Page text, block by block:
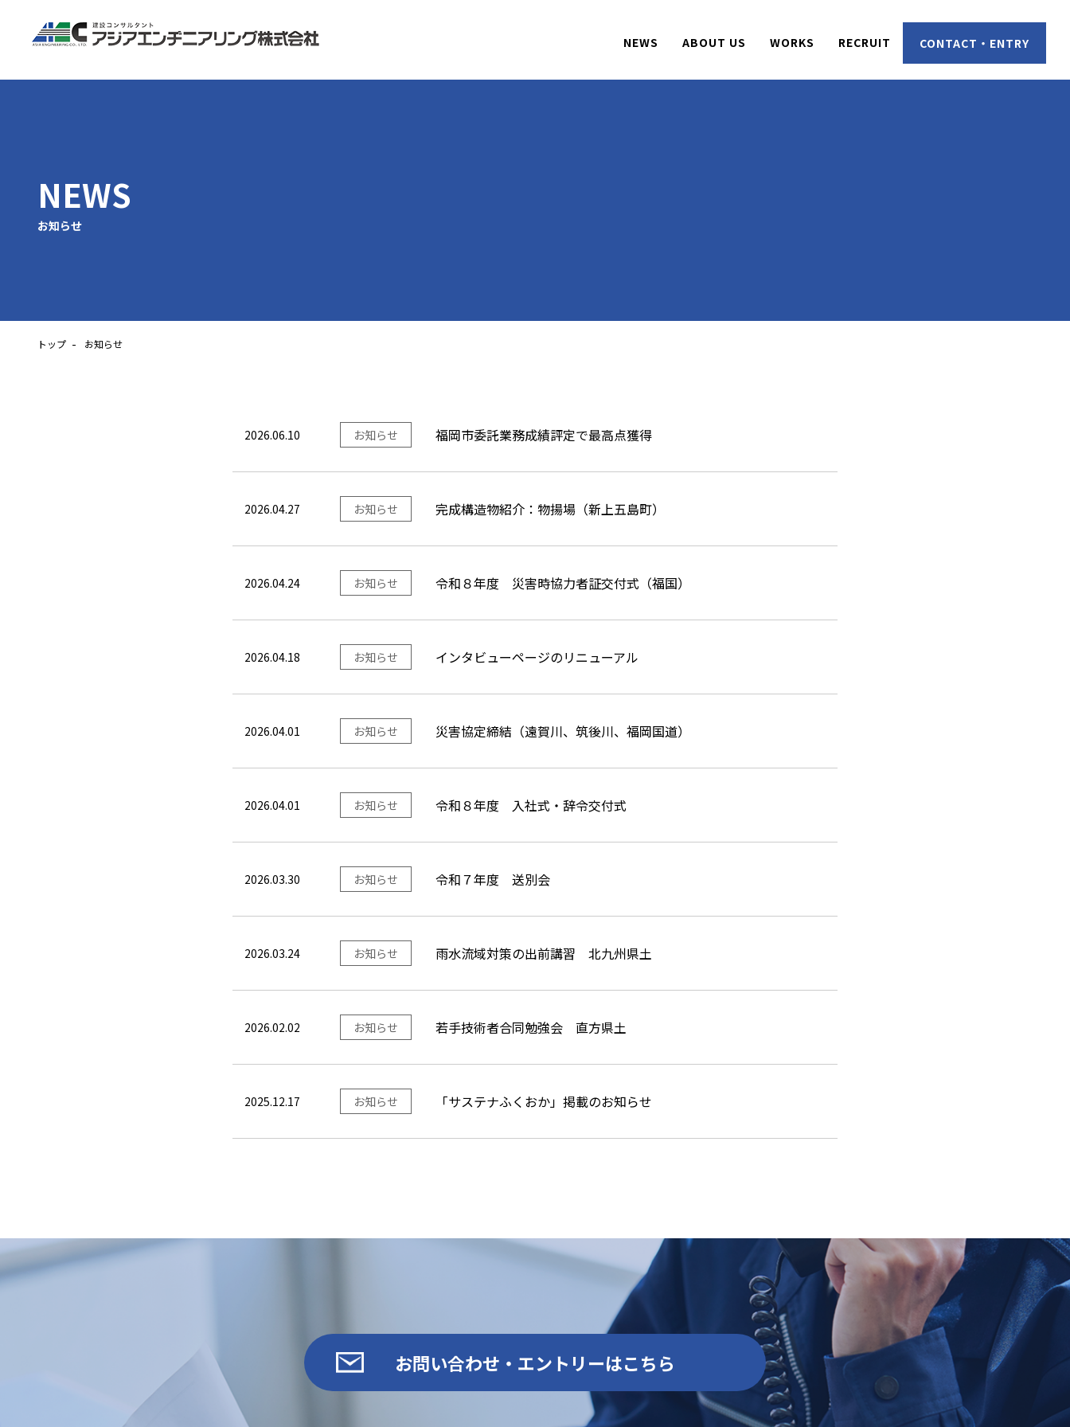
NEWS ABOUT US WORKS RECRUIT CONTACT・ENTRY
NEWS
お知らせ
トップ お知らせ
2026.06.10 お知らせ 福岡市委託業務成績評定で最高点獲得
2026.04.27 お知らせ 完成構造物紹介：物揚場（新上五島町）
2026.04.24 お知らせ 令和８年度 災害時協力者証交付式（福国）
2026.04.18 お知らせ インタビューページのリニューアル
2026.04.01 お知らせ 災害協定締結（遠賀川、筑後川、福岡国道）
2026.04.01 お知らせ 令和８年度 入社式・辞令交付式
2026.03.30 お知らせ 令和７年度 送別会
2026.03.24 お知らせ 雨水流域対策の出前講習 北九州県土
2026.02.02 お知らせ 若手技術者合同勉強会 直方県土
2025.12.17 お知らせ 「サステナふくおか」掲載のお知らせ
お問い合わせ・エントリーはこちら